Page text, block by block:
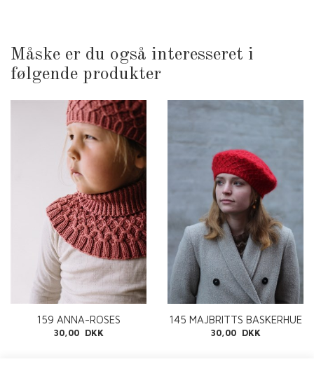
Måske er du også interesseret i
følgende produkter
159 ANNA-ROSES
HALSEDISSE PDF
30,00 DKK
145 MAJBRITTS BASKERHUE
PDF
30,00 DKK